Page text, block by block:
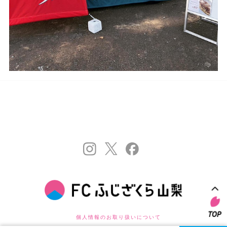
個人情報のお取り扱いについて